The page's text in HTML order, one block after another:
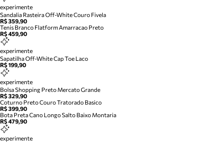
experimente
Sandalia Rasteira Off-White Couro Fivela
R$ 359,90
Tenis Branco Flatform Amarracao Preto
R$ 459,90
experimente
Sapatilha Off-White Cap Toe Laco
R$ 199,90
experimente
Bolsa Shopping Preto Mercato Grande
R$ 329,90
Coturno Preto Couro Tratorado Basico
R$ 399,90
Bota Preta Cano Longo Salto Baixo Montaria
R$ 479,90
experimente